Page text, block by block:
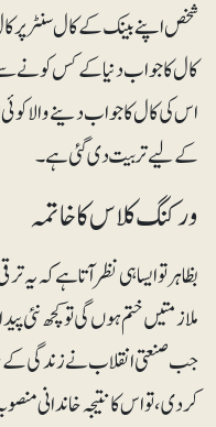
شخص اپنے بینک کے کال سنٹر پر
کال کا جواب دنیا کے کس کونے سے
اس کی کال کا جواب دینے والا
کے لیے تربیت دی گئی ہے۔
ورکنگ کلاس کا خاتمہ
بظاہر تو ایسا ہی نظر آتا ہے کہ یہ
ملازمتیں ختم ہوں گی تو کچھ نئی
جب صنعتی انقلاب نے زندگی
کردی، تو اس کا نتیجہ خاندانی